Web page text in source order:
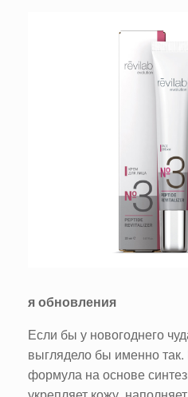
я обновления
Если бы у новогоднего
выглядело бы именно
формула на основе